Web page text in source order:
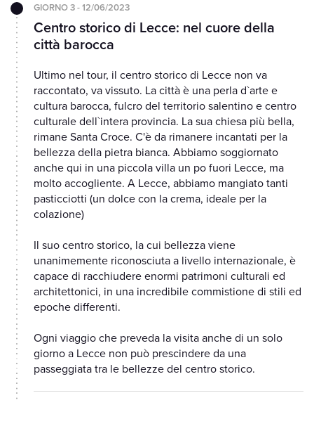
GIORNO 3 - 12/06/2023
Centro storico di Lecce: nel cuore della
città barocca
Ultimo nel tour, il centro storico di Lecce non va
raccontato, va vissuto. La città è una perla d`arte e
cultura barocca, fulcro del territorio salentino e centro
culturale dell`intera provincia. La sua chiesa più bella,
rimane Santa Croce. C'è da rimanere incantati per la
bellezza della pietra bianca. Abbiamo soggiornato
anche qui in una piccola villa un po fuori Lecce, ma
molto accogliente. A Lecce, abbiamo mangiato tanti
pasticciotti (un dolce con la crema, ideale per la
colazione)
Il suo centro storico, la cui bellezza viene
unanimemente riconosciuta a livello internazionale, è
capace di racchiudere enormi patrimoni culturali ed
architettonici, in una incredibile commistione di stili ed
epoche differenti.
Ogni viaggio che preveda la visita anche di un solo
giorno a Lecce non può prescindere da una
passeggiata tra le bellezze del centro storico.